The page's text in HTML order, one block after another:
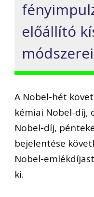
előállító
A Nobel-hét
kémiai Nobel-díj,
Nobel-díj,
bejelentése
Nobel-
ki.